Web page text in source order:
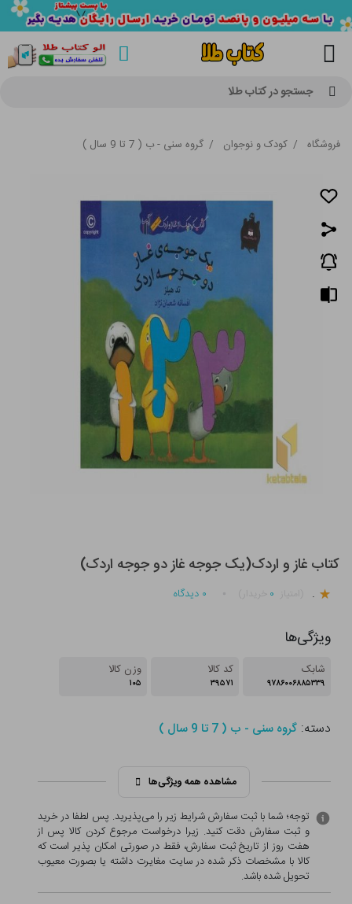
جستجو در کتاب طلا
فروشگاه / کودک و نوجوان / گروه سنی - ب ( 7 تا 9 سال )
کتاب غاز و اردک(یک جوجه غاز دو جوجه اردک)
. ۰ ۰ دیدگاه
ویژگی‌ها
شابک
۹۷۸۶۰۰۶۸۸۵۳۳۹
کد کالا
۳۹۵۷۱
وزن کالا
۱۰۵
دسته:گروه سنی - ب ( 7 تا 9 سال )
مشاهده همه ویژگی‌ها
توجه؛ شما با ثبت سفارش شرایط زیر را می‌پذیرید. پس لطفا در خرید
و ثبت سفارش دقت کنید. زیرا درخواست مرجوع کردن کالا پس از
هفت روز از تاریخ ثبت سفارش، فقط در صورتی امکان پذیر است که
کالا با مشخصات ذکر شده در سایت مغایرت داشته یا بصورت معيوب
تحویل شده باشد.